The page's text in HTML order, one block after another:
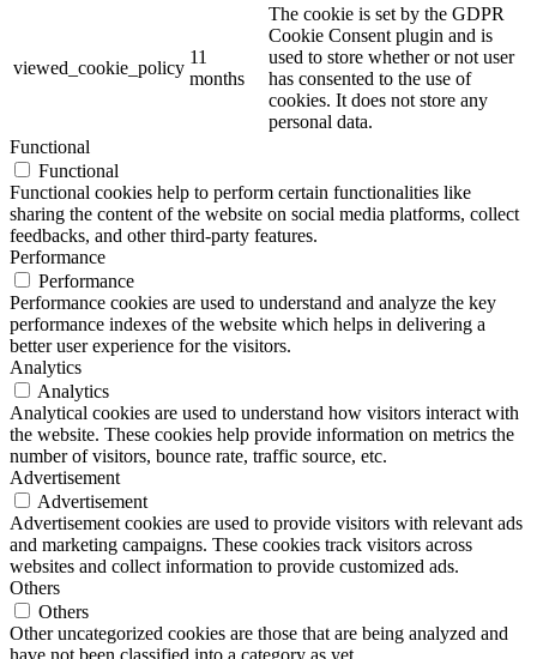
viewed_cookie_policy
11
months
The cookie is set by the GDPR
Cookie Consent plugin and is
used to store whether or not user
has consented to the use of
cookies. It does not store any
personal data.
Functional
Functional
Functional cookies help to perform certain functionalities like
sharing the content of the website on social media platforms, collect
feedbacks, and other third-party features.
Performance
Performance
Performance cookies are used to understand and analyze the key
performance indexes of the website which helps in delivering a
better user experience for the visitors.
Analytics
Analytics
Analytical cookies are used to understand how visitors interact with
the website. These cookies help provide information on metrics the
number of visitors, bounce rate, traffic source, etc.
Advertisement
Advertisement
Advertisement cookies are used to provide visitors with relevant ads
and marketing campaigns. These cookies track visitors across
websites and collect information to provide customized ads.
Others
Others
Other uncategorized cookies are those that are being analyzed and